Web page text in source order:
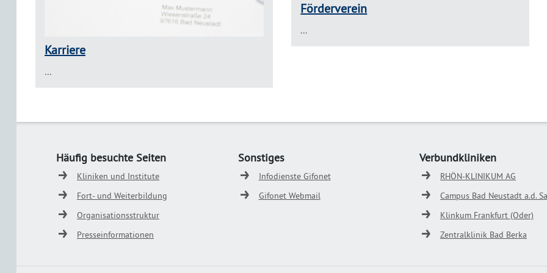
Karriere
...
Förderverein
...
Häufig besuchte Seiten
Kliniken und Institute
Fort- und Weiterbildung
Organisationsstruktur
Presseinformationen
Sonstiges
Infodienste Gifonet
Gifonet Webmail
Verbundkliniken
RHÖN-KLINIKUM AG
Campus Bad Neustadt a.d.
Klinkum Frankfurt (Oder)
Zentralklinik Bad Berka